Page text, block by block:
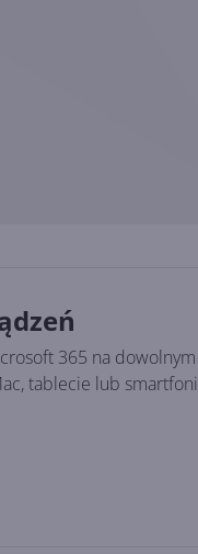
365 na dowolnym
tablecie lub